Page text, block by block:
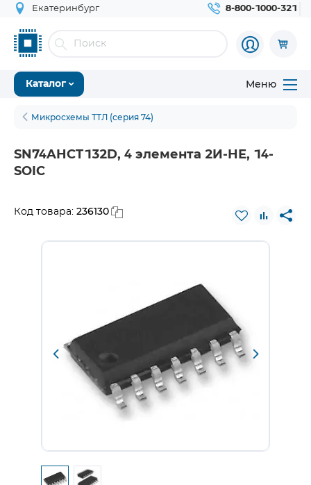
Екатеринбург 8-800-1000-321
Каталог Меню
Микросхемы ТТЛ (серия 74)
SN74AHCT132D, 4 элемента 2И-НЕ, 14-
SOIC
Код товара: 236130